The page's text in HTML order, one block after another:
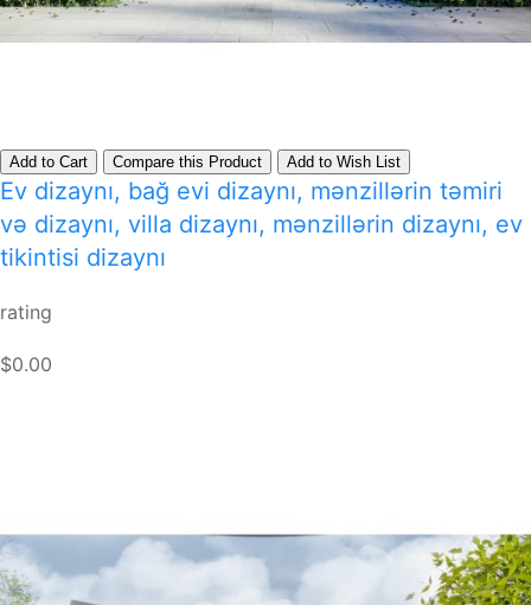
Add to Cart Compare this Product Add to Wish List
Ev dizaynı, bağ evi dizaynı, mənzillərin təmiri
və dizaynı, villa dizaynı, mənzillərin dizaynı, ev
tikintisi dizaynı
rating
$0.00